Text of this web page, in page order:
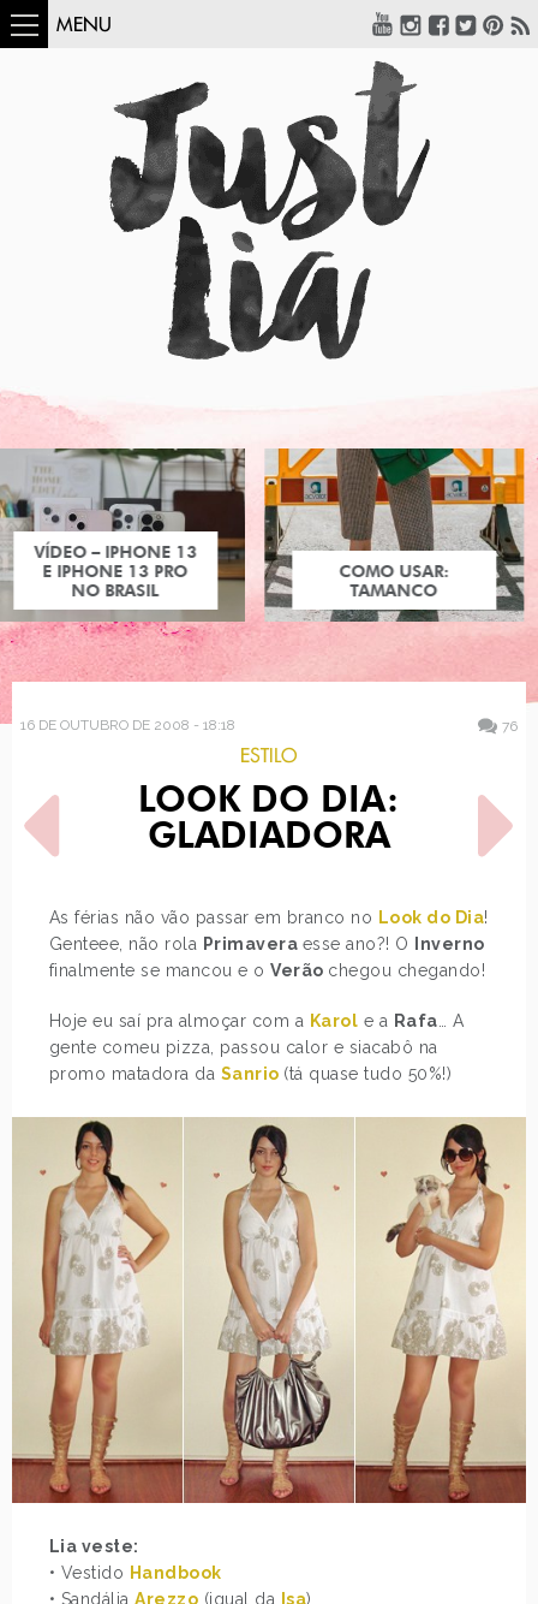
MENU
COMO USAR:
TAMANCO
16 DE OUTUBRO DE 2008 - 18:18 76
ESTILO
LOOK DO DIA:
GLADIADORA
As férias não vão passar em branco no Look do Dia!
Genteee, não rola Primavera esse ano?! O
Inverno
finalmente se mancou e oVerão chegou chegando!
Hoje eu saí pra almoçar com a Karol e a Rafa … A
gente comeu pizza, passou calor e siacabô na
promo matadora da Sanrio (tá quase tudo 50%!)
Lia veste:
• Vestido Handbook
• SandáliaArezzo (igual da Isa)
POST ANTERIOR
KITTY NA CAMA
PRÓXIMO POST
CAMPANHA DE EDUCAÇÃO